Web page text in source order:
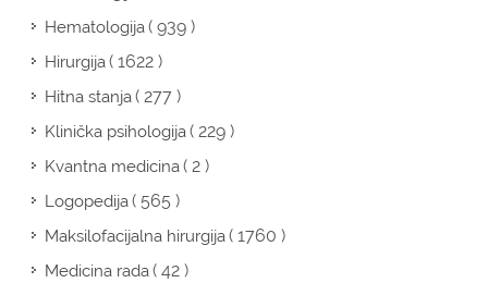
Hematologija( 939 )
Hirurgija( 1622 )
Hitna stanja( 277 )
Klinička psihologija( 229 )
Kvantna medicina( 2 )
Logopedija( 565 )
Maksilofacijalna hirurgija( 1760 )
Medicina rada( 42 )